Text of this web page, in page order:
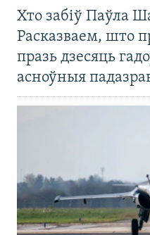
Хто забіў Паўла
Расказваем, што
празь дзесяць
асноўныя